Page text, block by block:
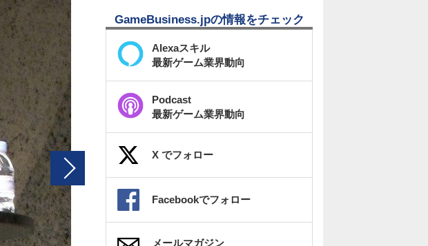
GameBusiness.jpの情報をチェック
Alexaスキル
最新ゲーム業界動向
Podcast
最新ゲーム業界動向
X でフォロー
Facebookでフォロー
メールマガジン